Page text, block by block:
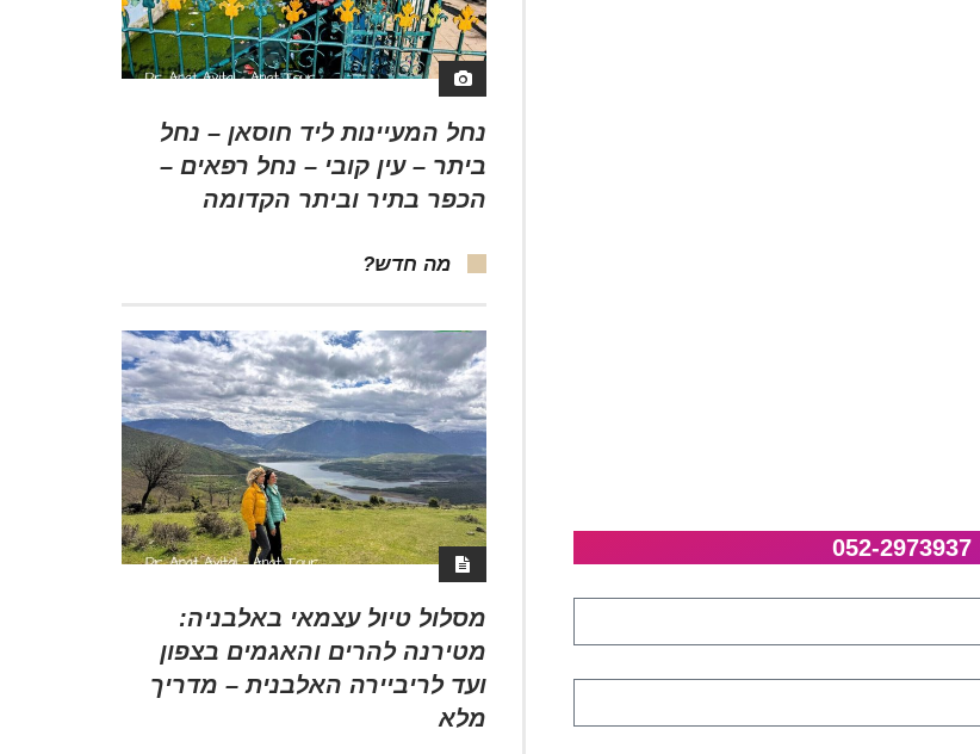
נחל המעיינות ליד חוסאן – נחל
ביתר – עין קובי – נחל רפאים –
הכפר בתיר וביתר הקדומה
מה חדש?
מסלול טיול עצמאי באלבניה:
מטירנה להרים והאגמים בצפון
ועד לריביירה האלבנית – מדריך
מלא